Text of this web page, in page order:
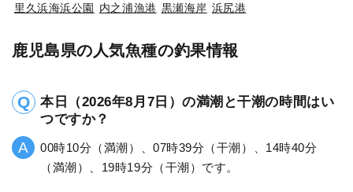
里久浜海浜公園
内之浦漁港 黒瀬海岸 浜尻港
鹿児島県の人気魚種の釣果情報
本日（2026年8月7日）の満潮と干潮の時間はい
つですか？
00時10分（満潮）、07時39分（干潮）、14時40分
（満潮）、19時19分（干潮）です。